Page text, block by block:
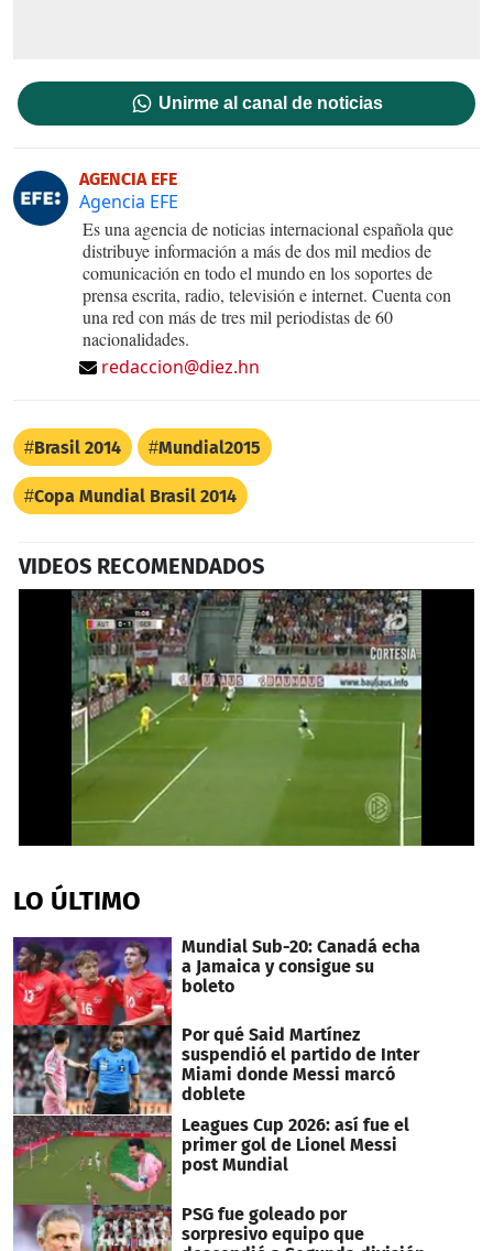
Unirme al canal de noticias
AGENCIA EFE
Agencia EFE
Es una agencia de noticias internacional española que
distribuye información a más de dos mil medios de
comunicación en todo el mundo en los soportes de
prensa escrita, radio, televisión e internet. Cuenta con
una red con más de tres mil periodistas de 60
nacionalidades.
redaccion@diez.hn
Brasil 2014 Mundial2015
Copa Mundial Brasil 2014
VIDEOS RECOMENDADOS
of
1
29
seconds
LO ÚLTIMO
Mundial Sub-20: Canadá echa
a Jamaica y consigue su
boleto
Por qué Said Martínez
suspendió el partido de Inter
Miami donde Messi marcó
doblete
Leagues Cup 2026: así fue el
primer gol de Lionel Messi
post Mundial
PSG fue goleado por
sorpresivo equipo que